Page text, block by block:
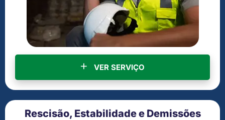
VER SERVIÇO
Rescisão, Estabilidade e Demissões